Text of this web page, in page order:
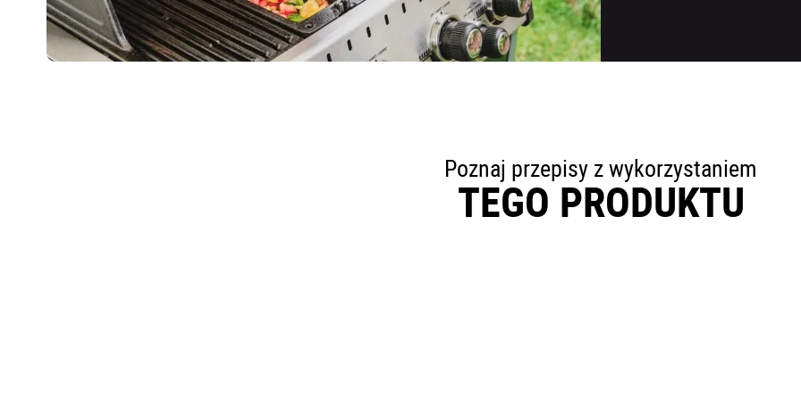
Poznaj przepisy z wykorzystaniem
TEGO PRODUKTU
Lubisz wysmażone steki? Pozwól nam zebrać ciasteczka abyśmy mogli dopasować
potrzeb. Godzisz się na to, kontynuując przeglądanie strony.